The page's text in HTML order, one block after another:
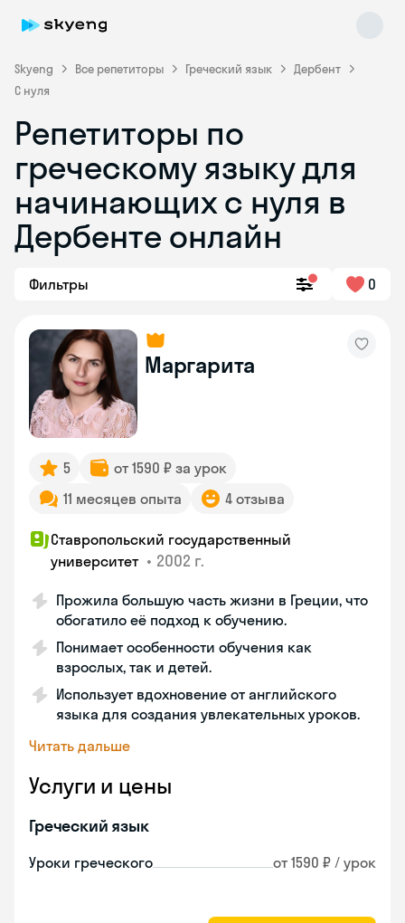
Skyeng Все репетиторы Греческий язык
Дербент
С нуля
Репетиторы по
греческому языку для
начинающих с нуля в
Дербенте онлайн
Фильтры 0
Маргарита
5
от 1590 ₽ за урок
11 месяцев опыта
4 отзыва
Ставропольский государственный
университет • 2002 г.
Прожила большую часть жизни в Греции, что
обогатило её подход к обучению.
Понимает особенности обучения как
взрослых, так и детей.
Использует вдохновение от английского
языка для создания увлекательных уроков.
Читать дальше
Услуги и цены
Греческий язык
Уроки греческого от 1590 ₽ / урок
Skyeng Chat
online